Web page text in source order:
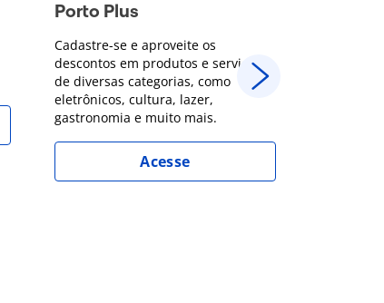
Porto Plus
Cadastre-se e aproveite os
descontos em produtos e serviços
de diversas categorias, como
eletrônicos, cultura, lazer,
gastronomia e muito mais.
Acesse